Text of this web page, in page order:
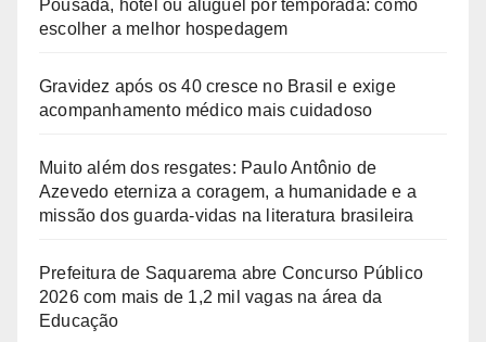
Pousada, hotel ou aluguel por temporada: como
escolher a melhor hospedagem
Gravidez após os 40 cresce no Brasil e exige
acompanhamento médico mais cuidadoso
Muito além dos resgates: Paulo Antônio de
Azevedo eterniza a coragem, a humanidade e a
missão dos guarda-vidas na literatura brasileira
Prefeitura de Saquarema abre Concurso Público
2026 com mais de 1,2 mil vagas na área da
Educação